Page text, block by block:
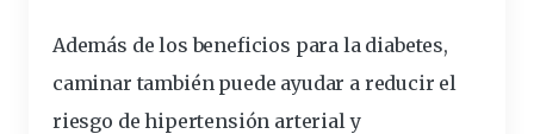
Además de los beneficios para la diabetes,
caminar también puede ayudar a reducir el
riesgo de hipertensión arterial y